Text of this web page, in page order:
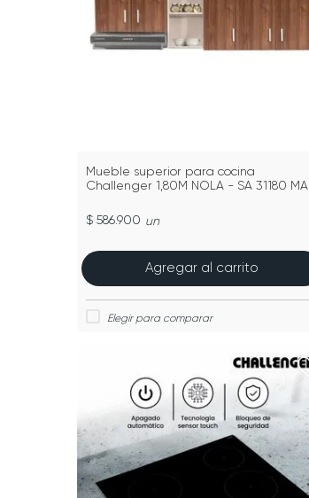
Mueble superior para cocina
Challenger 1,80M NOLA - SA 31180 MA
$ 586.900 un
Agregar al carrito